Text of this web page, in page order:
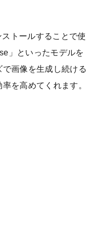
トールすることで使
」といったモデルを
画像を生成し続ける
を高めてくれます。